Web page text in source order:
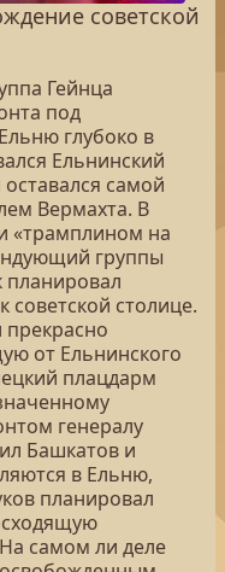
советской
Гейнца
под
глубоко в
Ельнинский
самой
Вермахта. В
«трамплином на
группы
советской столице.
от Ельнинского
плацдарм
генералу
Башкатов и
в Ельню,
планировал
самом ли деле